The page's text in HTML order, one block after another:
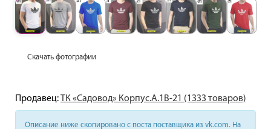
Скачать фотографии
Продавец:ТК «Садовод» Корпус.А.1В-21 (1333 товаров)
Описание ниже скопировано с поста поставщика из vk.com. На